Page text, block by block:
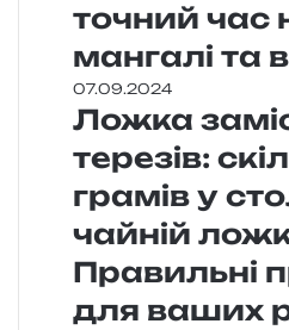
точний час
мангалі та
07.09.2024
Ложка
терезів:
грамів у
чайній
Правильні
для ваших